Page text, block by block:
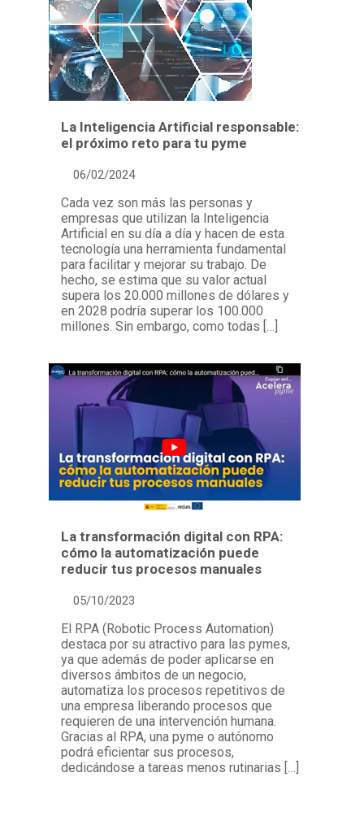
La Inteligencia Artificial responsable:
el próximo reto para tu pyme
06/02/2024
Cada vez son más las personas y
empresas que utilizan la Inteligencia
Artificial en su día a día y hacen de esta
tecnología una herramienta fundamental
para facilitar y mejorar su trabajo. De
hecho, se estima que su valor actual
supera los 20.000 millones de dólares y
en 2028 podría superar los 100.000
millones. Sin embargo, como todas […]
La transformación digital con RPA:
cómo la automatización puede
reducir tus procesos manuales
05/10/2023
El RPA (Robotic Process Automation)
destaca por su atractivo para las pymes,
ya que además de poder aplicarse en
diversos ámbitos de un negocio,
automatiza los procesos repetitivos de
una empresa liberando procesos que
requieren de una intervención humana.
Gracias al RPA, una pyme o autónomo
podrá eficientar sus procesos,
dedicándose a tareas menos rutinarias […]